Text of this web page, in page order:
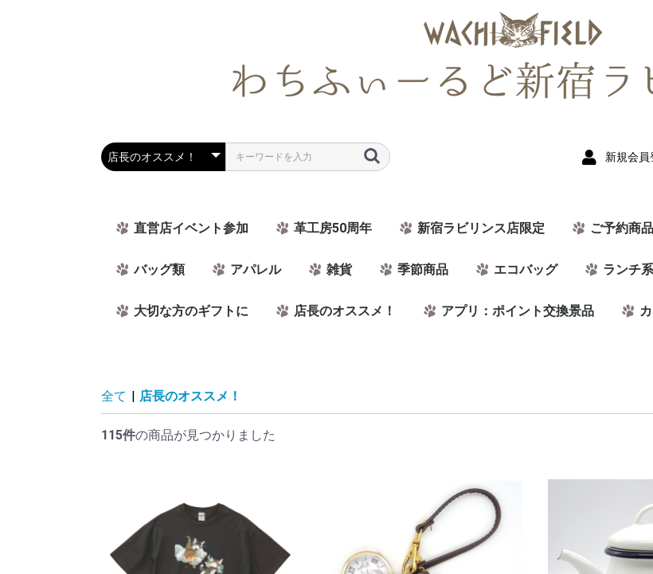
新規会員
直営店イベント参加 革工房50周年 新宿ラビリンス店限定 ご予約商品
バッグ類 アパレル 雑貨 季節商品 エコバッグ ランチ系
大切な方のギフトに 店長のオススメ！ アプリ：ポイント交換景品
全て | 店長のオススメ！
115件の商品が見つかりました